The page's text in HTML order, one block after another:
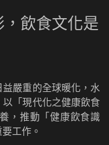
飲食文化是
嚴重的全球暖化，水
「現代化之健康飲食
，推動「健康飲食識
工作。